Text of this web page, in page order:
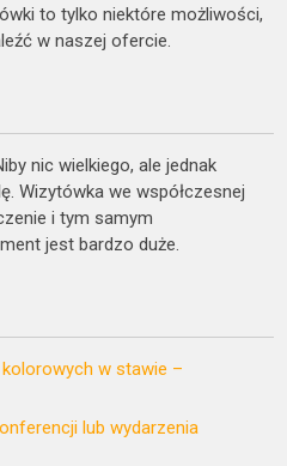
to tylko niektóre możliwości,
w naszej ofercie.
nic wielkiego, ale jednak
Wizytówka we współczesnej
i tym samym
jest bardzo duże.
w stawie –
lub wydarzenia